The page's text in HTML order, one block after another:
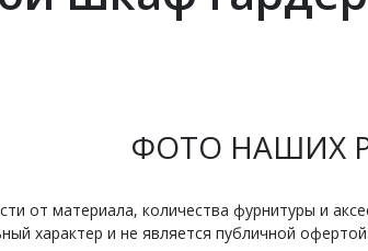
ФОТО НАШИХ
от материала, количества фурнитуры и
характер и не является публичной офертой.